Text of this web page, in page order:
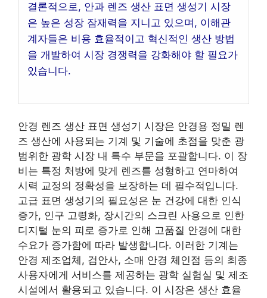
결론적으로, 안과 렌즈 생산 표면 생성기 시장
은 높은 성장 잠재력을 지니고 있으며, 이해관
계자들은 비용 효율적이고 혁신적인 생산 방법
을 개발하여 시장 경쟁력을 강화해야 할 필요가
있습니다.
안경 렌즈 생산 표면 생성기 시장은 안경용 정밀 렌
즈 생산에 사용되는 기계 및 기술에 초점을 맞춘 광
범위한 광학 시장 내 특수 부문을 포괄합니다. 이 장
비는 특정 처방에 맞게 렌즈를 성형하고 연마하여
시력 교정의 정확성을 보장하는 데 필수적입니다.
고급 표면 생성기의 필요성은 눈 건강에 대한 인식
증가, 인구 고령화, 장시간의 스크린 사용으로 인한
디지털 눈의 피로 증가로 인해 고품질 안경에 대한
수요가 증가함에 따라 발생합니다. 이러한 기계는
안경 제조업체, 검안사, 소매 안경 체인점 등의 최종
사용자에게 서비스를 제공하는 광학 실험실 및 제조
시설에서 활용되고 있습니다. 이 시장은 생산 효율